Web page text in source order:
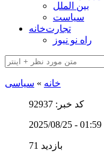
بین الملل
سیاست
تجارت‌خانه
راه نو نیوز
خانه » سیاسی
کد خبر: 92937
2025/08/25 - 01:59
71 بازدید